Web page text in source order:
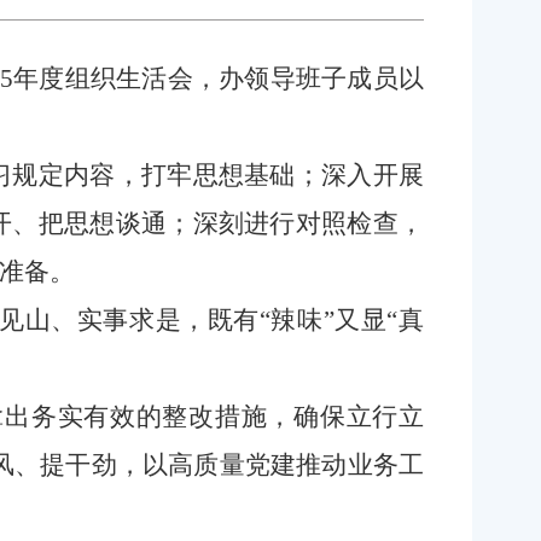
年度组织生活会，办领导班子成员以
定内容，打牢思想基础；深入开展
把思想谈通；深刻进行对照检查，
备。
山、实事求是，既有“辣味”又显“真
务实有效的整改措施，确保立行立
提干劲， 以高质量党建推动业务工